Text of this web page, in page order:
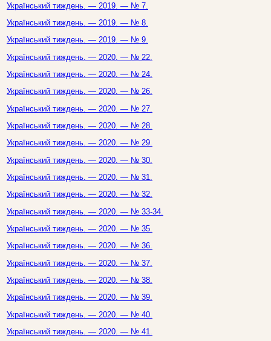
Український тиждень. — 2019. — № 7.
Український тиждень. — 2019. — № 8.
Український тиждень. — 2019. — № 9.
Український тиждень. — 2020. — № 22.
Український тиждень. — 2020. — № 24.
Український тиждень. — 2020. — № 26.
Український тиждень. — 2020. — № 27.
Український тиждень. — 2020. — № 28.
Український тиждень. — 2020. — № 29.
Український тиждень. — 2020. — № 30.
Український тиждень. — 2020. — № 31.
Український тиждень. — 2020. — № 32.
Український тиждень. — 2020. — № 33-34.
Український тиждень. — 2020. — № 35.
Український тиждень. — 2020. — № 36.
Український тиждень. — 2020. — № 37.
Український тиждень. — 2020. — № 38.
Український тиждень. — 2020. — № 39.
Український тиждень. — 2020. — № 40.
Український тиждень. — 2020. — № 41.